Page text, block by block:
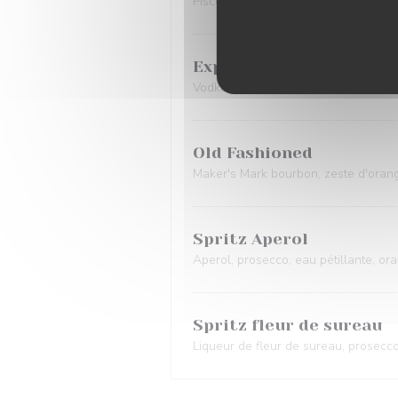
Expresso Martini
Vodka Zubrowka Biala, expresso,
Old Fashioned
Maker's Mark bourbon, zeste
Spritz Aperol
Aperol, prosecco, eau pétillante,
Spritz fleur de sureau
Liqueur de fleur de sureau,